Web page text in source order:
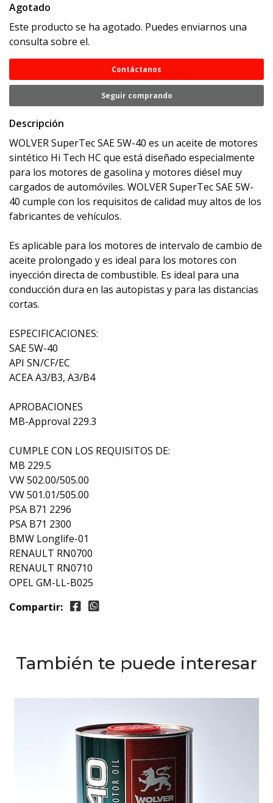
Agotado
Este producto se ha agotado. Puedes enviarnos una
consulta sobre el.
Contáctanos
Seguir comprando
Descripción
WOLVER SuperTec SAE 5W-40 es un aceite de motores
sintético Hi Tech HC que está diseñado especialmente
para los motores de gasolina y motores diésel muy
cargados de automóviles. WOLVER SuperTec SAE 5W-
40 cumple con los requisitos de calidad muy altos de los
fabricantes de vehículos.
Es aplicable para los motores de intervalo de cambio de
aceite prolongado y es ideal para los motores con
inyección directa de combustible. Es ideal para una
conducción dura en las autopistas y para las distancias
cortas.
ESPECIFICACIONES:
SAE 5W-40
API SN/CF/EC
ACEA A3/B3, A3/B4
APROBACIONES
MB-Approval 229.3
CUMPLE CON LOS REQUISITOS DE:
MB 229.5
VW 502.00/505.00
VW 501.01/505.00
PSA B71 2296
PSA B71 2300
BMW Longlife-01
RENAULT RN0700
RENAULT RN0710
OPEL GM-LL-B025
Compartir:
También te puede interesar